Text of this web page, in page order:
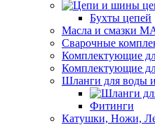
Бухты цепей
Масла и смазки
Сварочные
Комплектующие
Комплектующие
Шланги для воды
Фитинги
Катушки, Ножи,